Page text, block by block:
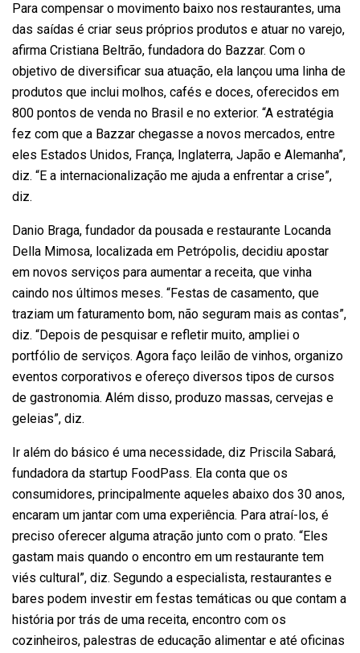
Para compensar o movimento baixo nos restaurantes, uma
das saídas é criar seus próprios produtos e atuar no varejo,
afirma Cristiana Beltrão, fundadora do Bazzar. Com o
objetivo de diversificar sua atuação, ela lançou uma linha de
produtos que inclui molhos, cafés e doces, oferecidos em
800 pontos de venda no Brasil e no exterior. “A estratégia
fez com que a Bazzar chegasse a novos mercados, entre
eles Estados Unidos, França, Inglaterra, Japão e Alemanha”,
diz. “E a internacionalização me ajuda a enfrentar a crise”,
diz.
Danio Braga, fundador da pousada e restaurante Locanda
Della Mimosa, localizada em Petrópolis, decidiu apostar
em novos serviços para aumentar a receita, que vinha
caindo nos últimos meses. “Festas de casamento, que
traziam um faturamento bom, não seguram mais as contas”,
diz. “Depois de pesquisar e refletir muito, ampliei o
portfólio de serviços. Agora faço leilão de vinhos, organizo
eventos corporativos e ofereço diversos tipos de cursos
de gastronomia. Além disso, produzo massas, cervejas e
geleias”, diz.
Ir além do básico é uma necessidade, diz Priscila Sabará,
fundadora da startup FoodPass. Ela conta que os
consumidores, principalmente aqueles abaixo dos 30 anos,
encaram um jantar com uma experiência. Para atraí-los, é
preciso oferecer alguma atração junto com o prato. “Eles
gastam mais quando o encontro em um restaurante tem
viés cultural”, diz. Segundo a especialista, restaurantes e
bares podem investir em festas temáticas ou que contam a
história por trás de uma receita, encontro com os
cozinheiros, palestras de educação alimentar e até oficinas